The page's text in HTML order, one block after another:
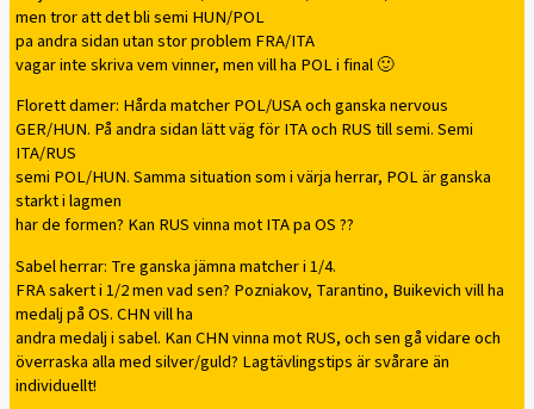
men tror att det bli semi HUN/POL
pa andra sidan utan stor problem FRA/ITA
vagar inte skriva vem vinner, men vill ha POL i final 🙂
Florett damer: Hårda matcher POL/USA och ganska nervous
GER/HUN. På andra sidan lätt väg för ITA och RUS till semi. Semi
ITA/RUS
semi POL/HUN. Samma situation som i värja herrar, POL är ganska
starkt i lagmen
har de formen? Kan RUS vinna mot ITA pa OS ??
Sabel herrar: Tre ganska jämna matcher i 1/4.
FRA sakert i 1/2 men vad sen? Pozniakov, Tarantino, Buikevich vill ha
medalj på OS. CHN vill ha
andra medalj i sabel. Kan CHN vinna mot RUS, och sen gå vidare och
överraska alla med silver/guld? Lagtävlingstips är svårare än
individuellt!